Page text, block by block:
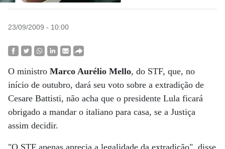
23/09/2009 - 10:00
O ministro Marco Aurélio Mello, do STF, que, no
início de outubro, dará seu voto sobre a extradição de
Cesare Battisti, não acha que o presidente Lula ficará
obrigado a mandar o italiano para casa, se a Justiça
assim decidir.
"O STF apenas aprecia a legalidade da extradição", disse